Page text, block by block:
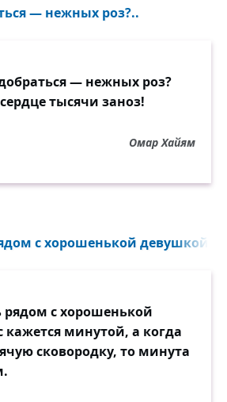
— нежных роз?..
— нежных роз?
тысячи заноз!
Омар Хайям
с хорошенькой девушкой,
с хорошенькой
минутой, а когда
сковородку, то минута